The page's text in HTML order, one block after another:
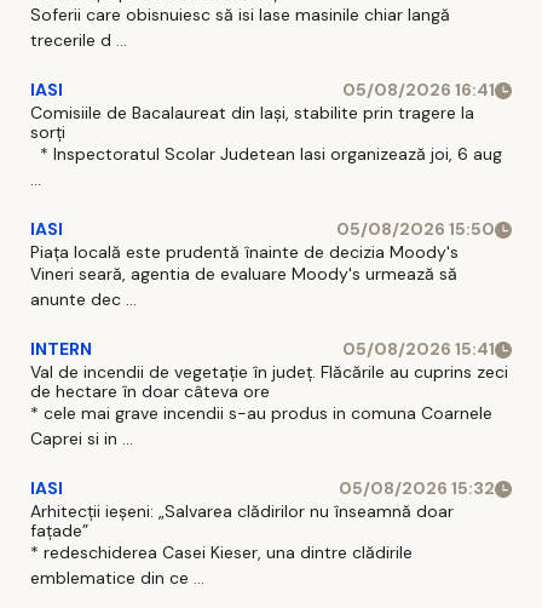
Soferii care obisnuiesc să isi lase masinile chiar langă
trecerile d ...
IASI
05/08/2026 16:41
Comisiile de Bacalaureat din Iași, stabilite prin tragere la
sorți
* Inspectoratul Scolar Judetean Iasi organizează joi, 6 aug
...
IASI
05/08/2026 15:50
Piața locală este prudentă înainte de decizia Moody's
Vineri seară, agentia de evaluare Moody's urmează să
anunte dec ...
INTERN
05/08/2026 15:41
Val de incendii de vegetație în județ. Flăcările au cuprins zeci
de hectare în doar câteva ore
* cele mai grave incendii s-au produs in comuna Coarnele
Caprei si in ...
IASI
05/08/2026 15:32
Arhitecții ieșeni: „Salvarea clădirilor nu înseamnă doar
fațade”
* redeschiderea Casei Kieser, una dintre clădirile
emblematice din ce ...